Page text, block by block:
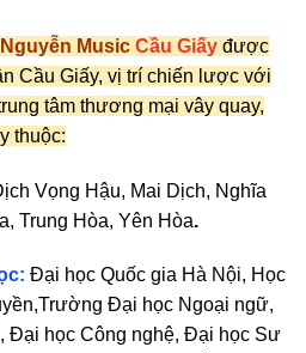
Music Cầu Giấy được
Cầu Giấy, vị trí chiến lược với
tâm thương mại vây quay,
thuộc:
Vọng Hậu, Mai Dịch, Nghĩa
Trung Hòa, Yên Hòa.
Đại học Quốc gia Hà Nội, Học
Đại học Ngoại ngữ,
Đại học Công nghệ, Đại học Sư